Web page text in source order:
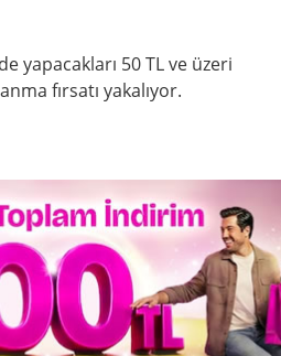
yapacakları 50 TL ve üzeri
fırsatı yakalıyor.